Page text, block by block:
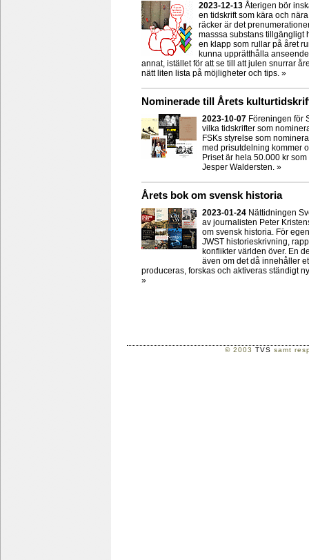
2023-12-13 Återigen bör
en tidskrift som kära och
räcker är det
masssa substans tillgängligt
en klapp som rullar på året
kunna upprätthålla
annat, istället för att se till att julen snurrar
nätt liten lista på möjligheter och tips. »
Nominerade till Årets
2023-10-07 Föreningen för
vilka tidskrifter som
FSKs styrelse som
med prisutdelning kommer
Priset är hela 50.000 kr
Jesper Waldersten. »
Årets bok om svensk historia
2023-01-24 Nättidningen
av journalisten Peter
om svensk historia. För
JWST historieskrivning,
konflikter världen över. En
även om det då innehåller
produceras, forskas och aktiveras ständigt
»
© 2003 TVS samt